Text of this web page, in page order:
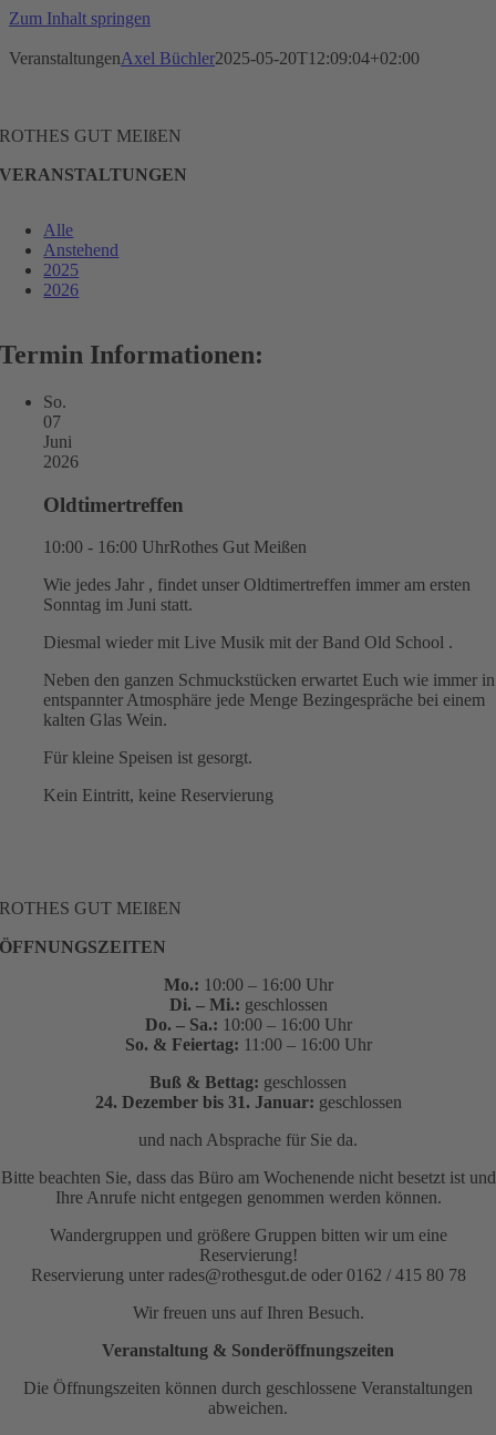
Zum Inhalt springen
VeranstaltungenAxel Büchler2025-05-20T12:09:04+02:00
ROTHES GUT MEIßEN
VERANSTALTUNGEN
Alle
Anstehend
2025
2026
Termin Informationen:
So.
07
Juni
2026
Oldtimertreffen
10:00 - 16:00 UhrRothes Gut Meißen
Wie jedes Jahr , findet unser Oldtimertreffen immer am ersten
Sonntag im Juni statt.
Diesmal wieder mit Live Musik mit der Band Old School .
Neben den ganzen Schmuckstücken erwartet Euch wie immer in
entspannter Atmosphäre jede Menge Bezingespräche bei einem
kalten Glas Wein.
Für kleine Speisen ist gesorgt.
Kein Eintritt, keine Reservierung
ROTHES GUT MEIßEN
ÖFFNUNGSZEITEN
Mo.: 10:00 – 16:00 Uhr
Di. – Mi.: geschlossen
Do. – Sa.: 10:00 – 16:00 Uhr
So. & Feiertag: 11:00 – 16:00 Uhr
Buß & Bettag: geschlossen
24. Dezember bis 31. Januar: geschlossen
und nach Absprache für Sie da.
Bitte beachten Sie, dass das Büro am Wochenende nicht besetzt ist und
Ihre Anrufe nicht entgegen genommen werden können.
Wandergruppen und größere Gruppen bitten wir um eine
Reservierung!
Reservierung unter rades@rothesgut.de oder 0162 / 415 80 78
Wir freuen uns auf Ihren Besuch.
Veranstaltung & Sonderöffnungszeiten
Die Öffnungszeiten können durch geschlossene Veranstaltungen
abweichen.